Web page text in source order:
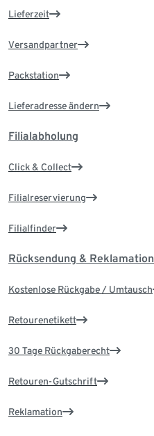
Lieferzeit
Versandpartner
Packstation
Lieferadresse ändern
Filialabholung
Click & Collect
Filialreservierung
Filialfinder
Rücksendung & Reklamation
Kostenlose Rückgabe / Umtausch
Retourenetikett
30 Tage Rückgaberecht
Retouren-Gutschrift
Reklamation